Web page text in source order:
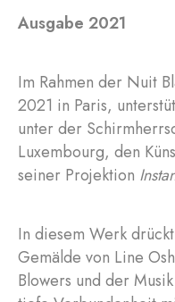
Ausgabe 2021
Im Rahmen der Nuit
2021 in Paris,
unter der
Luxembourg, den
seiner Projektion
In diesem Werk
Gemälde von Line
Blowers und der